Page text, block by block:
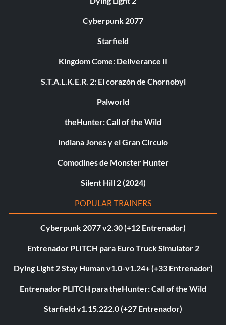
Cyberpunk 2077
Starfield
Kingdom Come: Deliverance II
S.T.A.L.K.E.R. 2: El corazón de Chornobyl
Palworld
theHunter: Call of the Wild
Indiana Jones y el Gran Círculo
Comodines de Monster Hunter
Silent Hill 2 (2024)
POPULAR TRAINERS
Cyberpunk 2077 v2.30 (+12 Entrenador)
Entrenador PLITCH para Euro Truck Simulator 2
Dying Light 2 Stay Human v1.0-v1.24+ (+33 Entrenador)
Entrenador PLITCH para theHunter: Call of the Wild
Starfield v1.15.222.0 (+27 Entrenador)